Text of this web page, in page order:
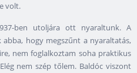
volt.
ben utoljára ott nyaraltunk. A
hogy megszűnt a nyaraltatás,
nem foglalkoztam soha praktikus
nem szép tőlem. Baldóc viszont